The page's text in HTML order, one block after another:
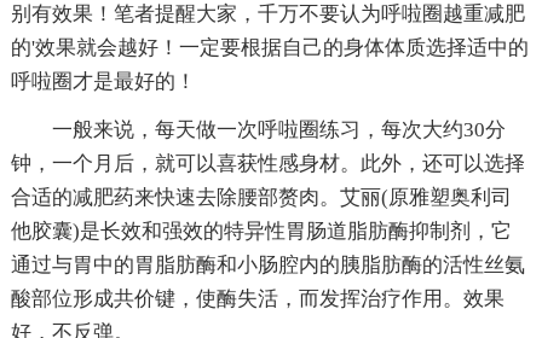
别有效果！笔者提醒大家，千万不要认为呼啦圈越重减肥
的'效果就会越好！一定要根据自己的身体体质选择适中的
呼啦圈才是最好的！
一般来说，每天做一次呼啦圈练习，每次大约30分
钟，一个月后，就可以喜获性感身材。此外，还可以选择
合适的减肥药来快速去除腰部赘肉。艾丽(原雅塑奥利司
他胶囊)是长效和强效的特异性胃肠道脂肪酶抑制剂，它
通过与胃中的胃脂肪酶和小肠腔内的胰脂肪酶的活性丝氨
酸部位形成共价键，使酶失活，而发挥治疗作用。效果
好，不反弹。